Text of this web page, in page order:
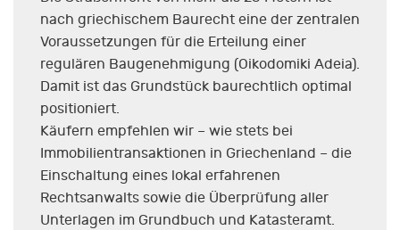
nach griechischem Baurecht eine der zentralen
Voraussetzungen für die Erteilung einer
regulären Baugenehmigung (Oikodomiki Adeia).
Damit ist das Grundstück baurechtlich optimal
positioniert.
Käufern empfehlen wir – wie stets bei
Immobilientransaktionen in Griechenland – die
Einschaltung eines lokal erfahrenen
Rechtsanwalts sowie die Überprüfung aller
Unterlagen im Grundbuch und Katasteramt.